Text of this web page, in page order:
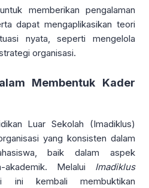
memberikan pengalaman
dapat mengaplikasikan teori
nyata, seperti mengelola
organisasi.
Membentuk Kader
Luar Sekolah (Imadiklus)
yang konsisten dalam
baik dalam aspek
akademik. Melalui Imadiklus
ini kembali membuktikan